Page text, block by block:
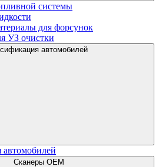
системы
для форсунок
УЗ очистки
автомобилей
Сканеры OEM